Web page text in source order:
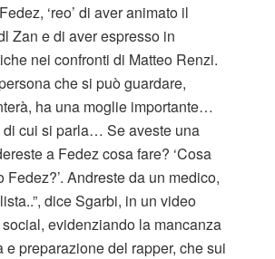
‘reo’ di aver animato il
Zan e di aver espresso in
nei confronti di Matteo Renzi.
che si può guardare,
ha una moglie importante…
di cui si parla… Se aveste una
a Fedez cosa fare? ‘Cosa
Fedez?’. Andreste da un medico,
dice Sgarbi, in un video
evidenziando la mancanza
e preparazione del rapper, che sui